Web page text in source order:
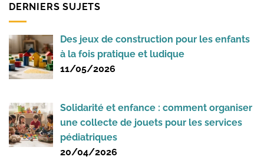
DERNIERS SUJETS
Des jeux de construction pour les enfants
à la fois pratique et ludique
11/05/2026
Solidarité et enfance : comment organiser
une collecte de jouets pour les services
pédiatriques
20/04/2026